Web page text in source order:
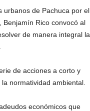
urbanos de Pachuca por el
Benjamín Rico convocó al
de manera integral la
de acciones a corto y
normatividad ambiental.
económicos que